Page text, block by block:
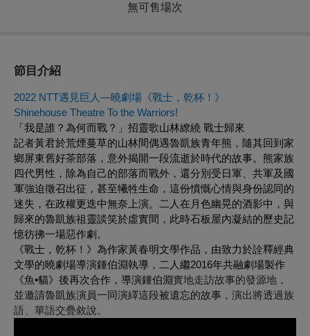
無可售場次
節目介紹
2022 NTT遇見巨人—曉劇場《戰士，乾杯！》
Shinehouse Theatre To the Warriors!
「我是誰？為何而戰？」招靈歌山林繚繞 戰士歸來
記者黃君於荒煙蔓草的山林間偶遇魯凱族青年熊，隨其回到家
鄉屏東舊好茶部落，意外揭開一段流逝於時代的故事。熊家族
四代男性，除為自己的部落而戰外，還分別受日軍、共軍及國
軍強迫徵召出征，甚至犧牲生命，這份憤慨心情與身份認同的
迷失，在政權更迭中無奈上演。二人在月色幽晃的酒影中，與
歸來的魯凱族祖靈談笑於虛實間，此時石板屋內凝結的歷史記
憶彷彿一場惡作劇。
《戰士，乾杯！》為作家黃春明文學作品，由致力於詮釋經典
文學的曉劇場導演鍾伯淵執導，二人繼2016年共融劇場製作
《魚•貓》後再次合作，導演鍾伯淵實地走訪故事的發源地 ，
並邀請魯凱族演員一同演繹這段被遺忘的故事，演出將透過族
語、華語交疊敘說。